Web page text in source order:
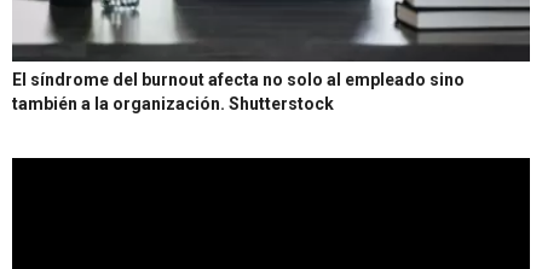
El síndrome del burnout afecta no solo al empleado sino
también a la organización. Shutterstock